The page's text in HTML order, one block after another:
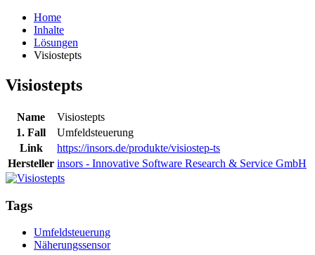
Home
Inhalte
Lösungen
Visiostepts
Visiostepts
Name
Visiostepts
1. Fall
Umfeldsteuerung
Link
https://insors.de/produkte/visiostep-ts
Hersteller insors - Innovative Software Research & Service GmbH
Tags
Umfeldsteuerung
Näherungssensor